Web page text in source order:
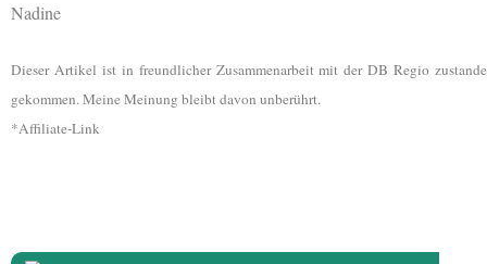
Nadine
Dieser Artikel ist in freundlicher Zusammenarbeit mit der DB Regio zustande
gekommen. Meine Meinung bleibt davon unberührt.
*Affiliate-Link